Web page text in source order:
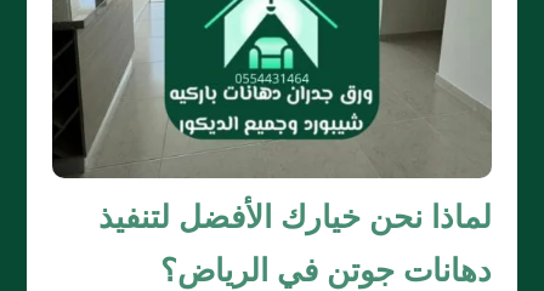
لماذا نحن خيارك الأفضل لتنفيذ
دهانات جوتن في الرياض؟